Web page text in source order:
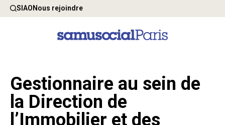
SIAONous rejoindre
Gestionnaire au sein de
la Direction de
l’Immobilier et des